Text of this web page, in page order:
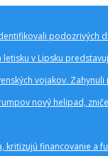
podozrivých
v Lipsku
vojakov. Zahynuli
nový helipad,
financovanie a